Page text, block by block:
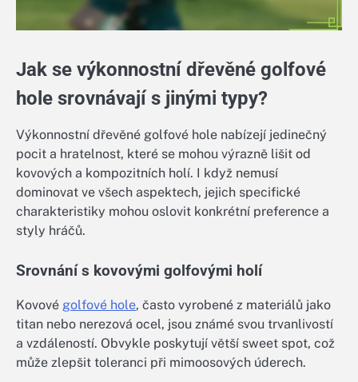
Jak se výkonnostní dřevěné golfové
hole srovnávají s jinými typy?
Výkonnostní dřevěné golfové hole nabízejí jedinečný
pocit a hratelnost, které se mohou výrazně lišit od
kovových a kompozitních holí. I když nemusí
dominovat ve všech aspektech, jejich specifické
charakteristiky mohou oslovit konkrétní preference a
styly hráčů.
Srovnání s kovovými golfovými holí
Kovové golfové hole, často vyrobené z materiálů jako
titan nebo nerezová ocel, jsou známé svou trvanlivostí
a vzdáleností. Obvykle poskytují větší sweet spot, což
může zlepšit toleranci při mimoosových úderech.